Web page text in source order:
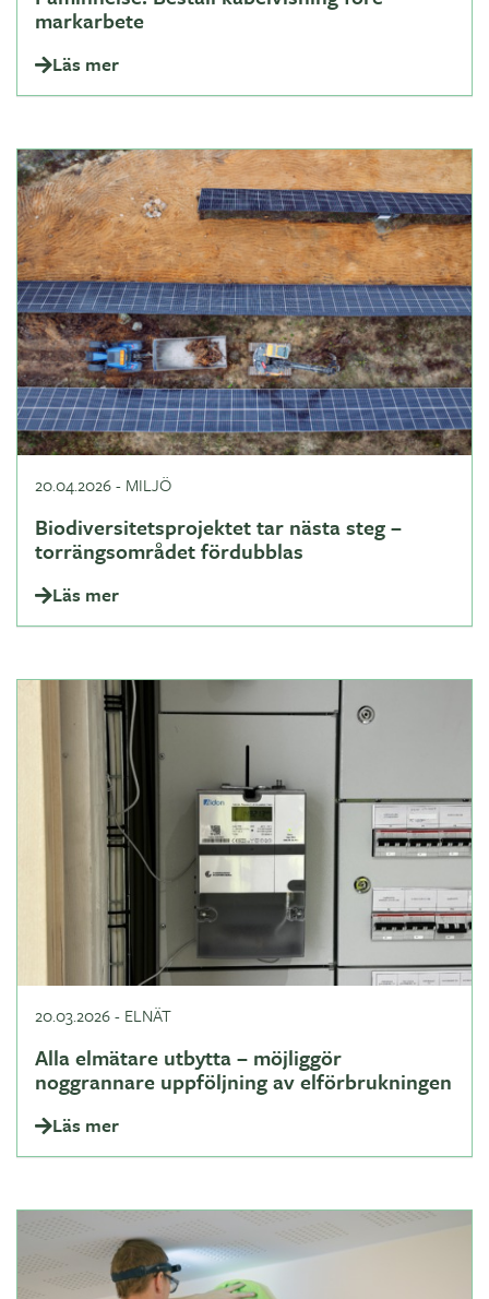
markarbete
Läs mer
20.04.2026- MILJÖ
Biodiversitetsprojektet tar nästa steg –
torrängsområdet fördubblas
Läs mer
20.03.2026- ELNÄT
Alla elmätare utbytta – möjliggör
noggrannare uppföljning av elförbrukningen
Läs mer